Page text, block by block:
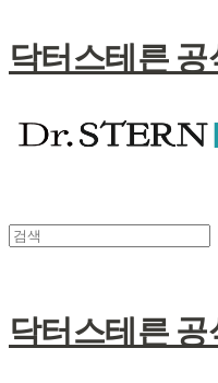
닥터스테른
닥터스테른